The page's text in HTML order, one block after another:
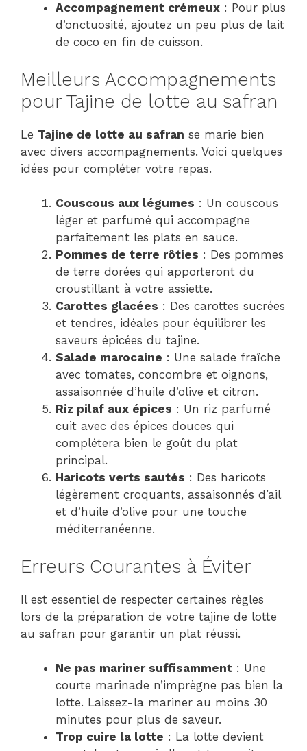
Accompagnement crémeux : Pour plus
d’onctuosité, ajoutez un peu plus de lait
de coco en fin de cuisson.
Meilleurs Accompagnements
pour Tajine de lotte au safran
Le Tajine de lotte au safran se marie bien
avec divers accompagnements. Voici quelques
idées pour compléter votre repas.
Couscous aux légumes : Un couscous
léger et parfumé qui accompagne
parfaitement les plats en sauce.
Pommes de terre rôties : Des pommes
de terre dorées qui apporteront du
croustillant à votre assiette.
Carottes glacées : Des carottes sucrées
et tendres, idéales pour équilibrer les
saveurs épicées du tajine.
Salade marocaine : Une salade fraîche
avec tomates, concombre et oignons,
assaisonnée d’huile d’olive et citron.
Riz pilaf aux épices : Un riz parfumé
cuit avec des épices douces qui
complétera bien le goût du plat
principal.
Haricots verts sautés : Des haricots
légèrement croquants, assaisonnés d’ail
et d’huile d’olive pour une touche
méditerranéenne.
Erreurs Courantes à Éviter
Il est essentiel de respecter certaines règles
lors de la préparation de votre tajine de lotte
au safran pour garantir un plat réussi.
Ne pas mariner suffisamment : Une
courte marinade n’imprègne pas bien la
lotte. Laissez-la mariner au moins 30
minutes pour plus de saveur.
Trop cuire la lotte : La lotte devient